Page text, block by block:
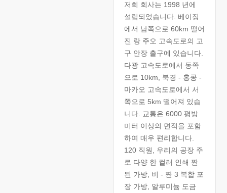
저희 회사는 1998 년에
설립되었습니다. 베이징
에서 남쪽으로 60km 떨어
진 랑 주오 고속도로의 고
구 안장 출구에 있습니다.
다광 고속도로에서 동쪽
으로 10km, 북경 - 홍콩 -
마카오 고속도로에서 서
쪽으로 5km 떨어져 있습
니다. 교통은 6000 평방
미터 이상의 면적을 포함
하여 매우 편리합니다.
120 직원, 우리의 공장 주
로 다양 한 컬러 인쇄 짠
된 가방, 비 - 짠 3 복합 포
장 가방, 알루미늄 도금